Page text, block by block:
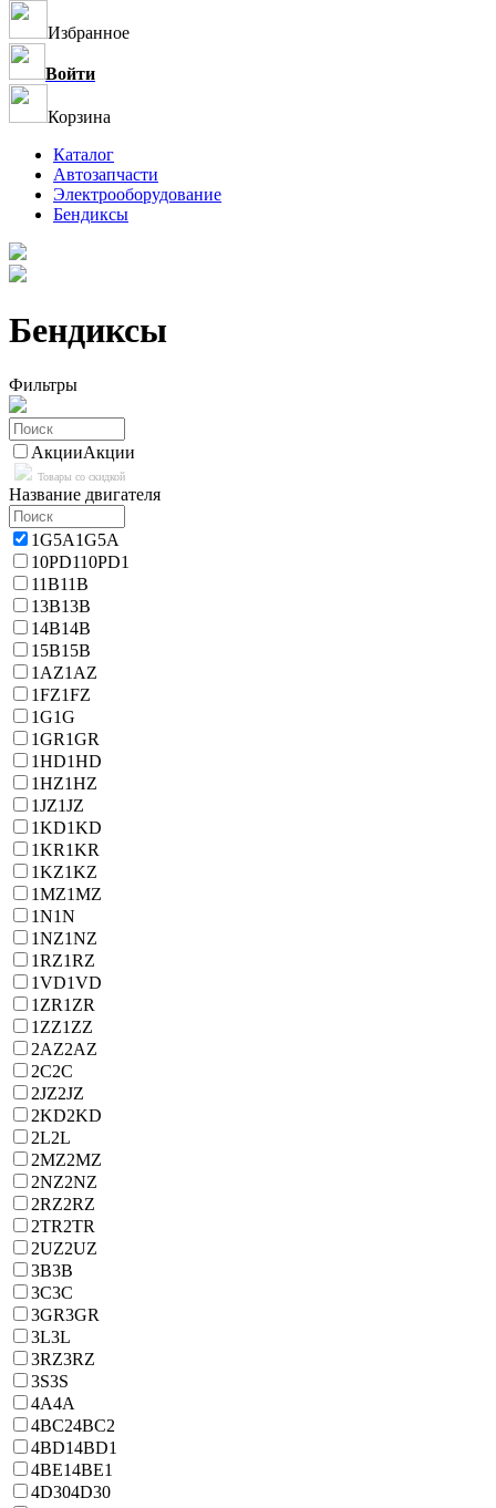
Избранное
Войти
Корзина
Каталог
Автозапчасти
Электрооборудование
Бендиксы
Бендиксы
Фильтры
АкцииАкции
Товары со скидкой
Название двигателя
1G5A1G5A
10PD110PD1
11B11B
13B13B
14B14B
15B15B
1AZ1AZ
1FZ1FZ
1G1G
1GR1GR
1HD1HD
1HZ1HZ
1JZ1JZ
1KD1KD
1KR1KR
1KZ1KZ
1MZ1MZ
1N1N
1NZ1NZ
1RZ1RZ
1VD1VD
1ZR1ZR
1ZZ1ZZ
2AZ2AZ
2C2C
2JZ2JZ
2KD2KD
2L2L
2MZ2MZ
2NZ2NZ
2RZ2RZ
2TR2TR
2UZ2UZ
3B3B
3C3C
3GR3GR
3L3L
3RZ3RZ
3S3S
4A4A
4BC24BC2
4BD14BD1
4BE14BE1
4D304D30